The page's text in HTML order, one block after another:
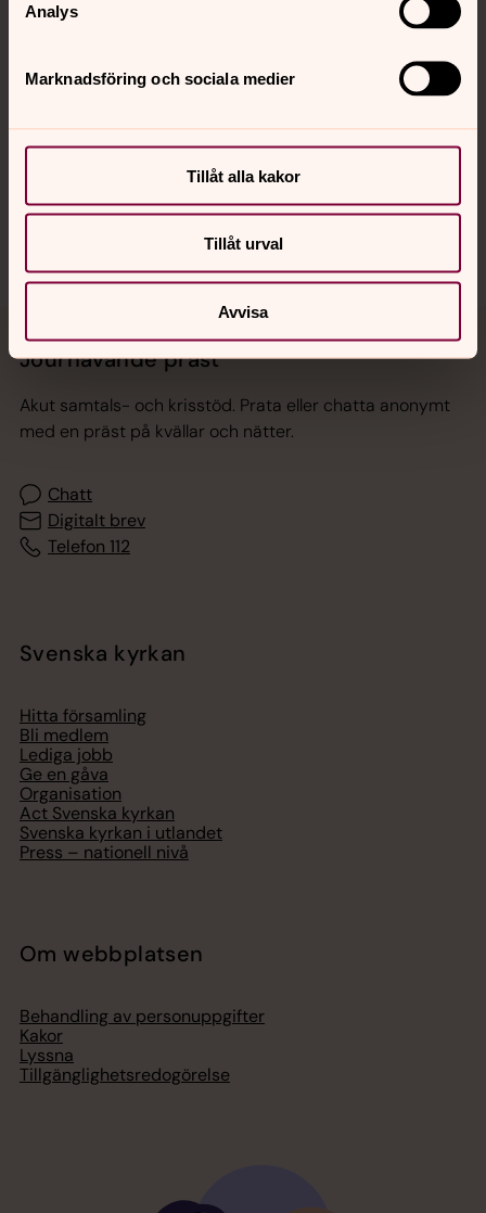
Analys
Marknadsföring och sociala medier
Tillåt alla kakor
Tillåt urval
Avvisa
Kalender
Jourhavande präst
Akut samtals- och krisstöd. Prata eller chatta anonymt
med en präst på kvällar och nätter.
Chatt
Digitalt brev
Telefon 112
Svenska kyrkan
Hitta församling
Bli medlem
Lediga jobb
Ge en gåva
Organisation
Act Svenska kyrkan
Svenska kyrkan i utlandet
Press – nationell nivå
Om webbplatsen
Behandling av personuppgifter
Kakor
Lyssna
Tillgänglighetsredogörelse